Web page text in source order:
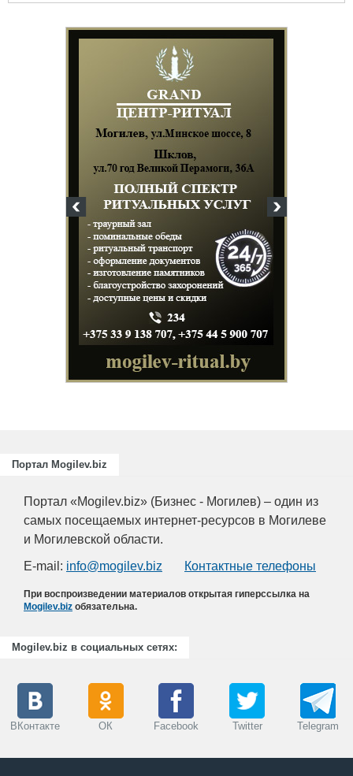
Портал Mogilev.biz
Портал «Mogilev.biz» (Бизнес - Могилев) – один из
самых посещаемых интернет-ресурсов в Могилеве
и Могилевской области.
E-mail: info@mogilev.biz Контактные телефоны
При воспроизведении материалов открытая гиперссылка на
Mogilev.biz обязательна.
Mogilev.biz в социальных сетях:
ВКонтакте ОК Facebook Twitter Telegram